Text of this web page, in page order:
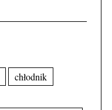
chłodnik